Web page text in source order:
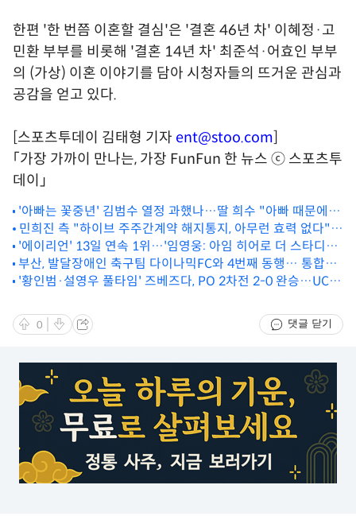
한편 '한 번쯤 이혼할 결심'은 '결혼 46년 차' 이혜정·고
민환 부부를 비롯해 '결혼 14년 차' 최준석·어효인 부부
의 (가상) 이혼 이야기를 담아 시청자들의 뜨거운 관심과
공감을 얻고 있다.
[스포츠투데이 김태형 기자 ent@stoo.com
「가장 가까이 만나는, 가장 FunFun 한 뉴스 ⓒ 스포츠투
데이」
'아빠는 꽃중년' 김범수 열정 과했나…딸 희수 "아빠 때문에
망했어" [TV스포]
민희진 측 "하이브 주주간계약 해지통지, 아무런 효력 없다"
[전문]
'에이리언' 13일 연속 1위…'임영웅: 아임 히어로 더 스타디움'
2위로 출발 [무비투데이]
부산, 발달장애인 축구팀 다이나믹FC와 4번째 동행… 통합축
구팀 출정식 치러
'황인범·설영우 풀타임' 즈베즈다, PO 2차전 2-0 완승…UCL
0 댓글 닫기